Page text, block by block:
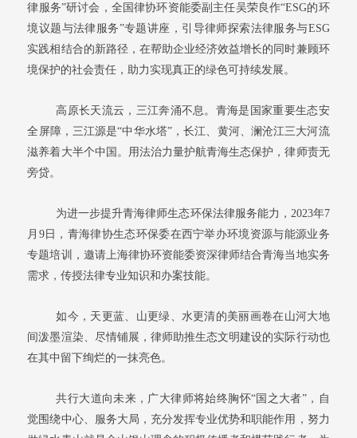
律服务”研讨会，全国律协环资能委副主任吴荣良作“ESG的环
境议题与法律服务”专题讲座，引导律师探索法律服务与ESG
实践相结合的新路径，在帮助企业经济效益增长的同时兼顾环
境保护的社会责任，助力实现真正的绿色可持续发展。
高原长天流云，三江奔涌不息。青海是国家重要生态安
全屏障，三江源是“中华水塔”，长江、黄河、澜沧江三大河流
滋养着大半个中国。用法治力量护航青海生态保护，律师责无
旁贷。
为进一步提升青海律师生态环保法律服务能力，2023年7
月9日，青海律协生态环保委在西宁举办环境资源与能源业务
专题培训，邀请上海律协环资能委资深律师结合青海当地实务
需求，传授法律专业知识和办案技能。
如今，天更蓝、山更绿、水更清的美丽画卷在山河大地
间泼墨渲染、尽情铺展，律师助推生态文明建设的实际行动也
在其中留下绚烂的一抹亮色。
共行大道向未来，广大律师将始终胸怀“国之大者”，自
觉围绕中心、服务大局，充分发挥专业优势和职能作用，努力